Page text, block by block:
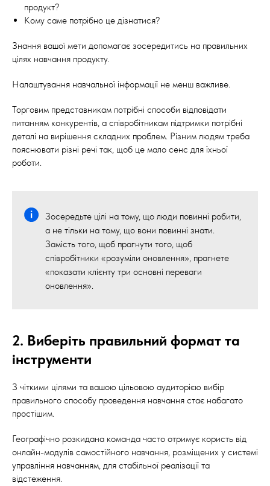
продукт?
Кому саме потрібно це дізнатися?
Знання вашої мети допомагає зосередитись на правильних
цілях навчання продукту.
Налаштування навчальної інформації не менш важливе.
Торговим представникам потрібні способи відповідати
питанням конкурентів, а співробітникам підтримки потрібні
деталі на вирішення складних проблем. Різним людям треба
пояснювати різні речі так, щоб це мало сенс для їхньої
роботи.
Зосередьте цілі на тому, що люди повинні робити,
а не тільки на тому, що вони повинні знати.
Замість того, щоб прагнути того, щоб
співробітники «розуміли оновлення», прагнете
«показати клієнту три основні переваги
оновлення».
2. Виберіть правильний формат та
інструменти
З чіткими цілями та вашою цільовою аудиторією вибір
правильного способу проведення навчання стає набагато
простішим.
Географічно розкидана команда часто отримує користь від
онлайн-модулів самостійного навчання, розміщених у системі
управління навчанням, для стабільної реалізації та
відстеження.